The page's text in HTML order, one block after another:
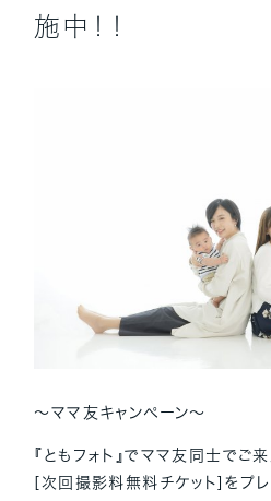
施中！！
～ママ友キャンペーン～
『ともフォト』でママ友同士でご
[次回撮影料無料チケット]をプ